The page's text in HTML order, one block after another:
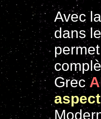
Avec
dans
Grec